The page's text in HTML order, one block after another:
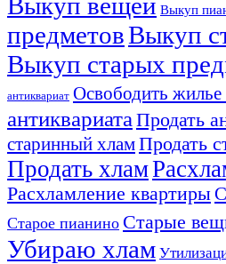
Выкуп
предметовВыкуп
Выкуп старых
антиквариат Освободить жилье
антиквариата Продать
старинный хламПродать
Продать хлам
Расхламление квартиры
Старое пианино Старые
Убираю хлам